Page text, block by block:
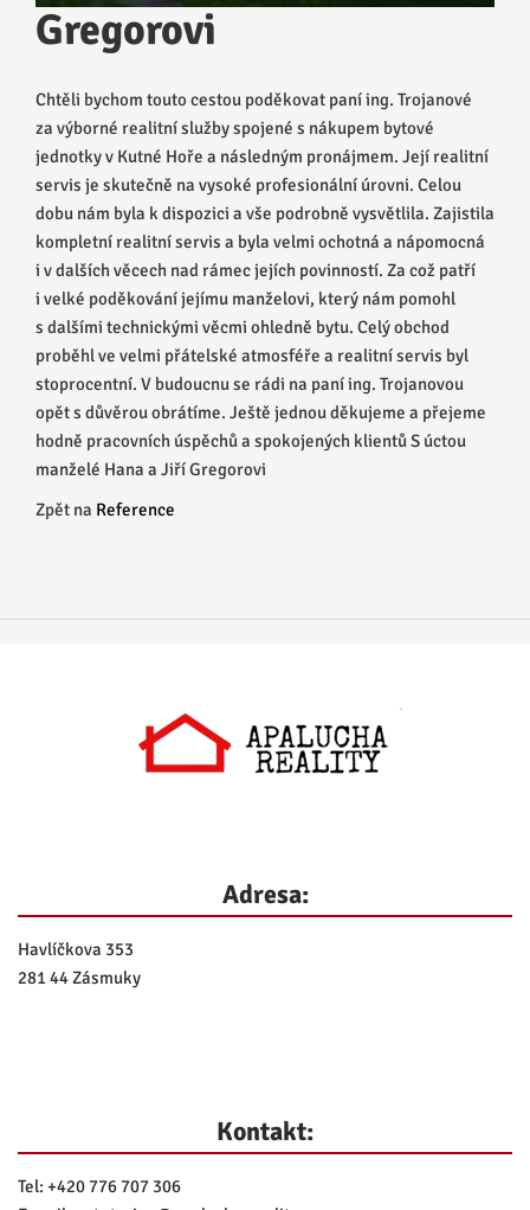
Gregorovi
Chtěli bychom touto cestou poděkovat paní ing. Trojanové
za výborné realitní služby spojené s nákupem bytové
jednotky v Kutné Hoře a následným pronájmem. Její realitní
servis je skutečně na vysoké profesionální úrovni. Celou
dobu nám byla k dispozici a vše podrobně vysvětlila. Zajistila
kompletní realitní servis a byla velmi ochotná a nápomocná
i v dalších věcech nad rámec jejích povinností. Za což patří
i velké poděkování jejímu manželovi, který nám pomohl
s dalšími technickými věcmi ohledně bytu. Celý obchod
proběhl ve velmi přátelské atmosféře a realitní servis byl
stoprocentní. V budoucnu se rádi na paní ing. Trojanovou
opět s důvěrou obrátíme. Ještě jednou děkujeme a přejeme
hodně pracovních úspěchů a spokojených klientů S úctou
manželé Hana a Jiří Gregorovi
Zpět na Reference
Adresa:
Havlíčkova 353
281 44 Zásmuky
Kontakt:
Tel: +420 776 707 306